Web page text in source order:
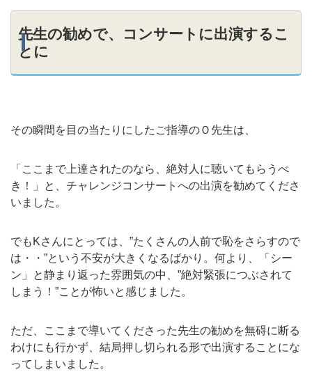
先生の勧めで、コンサートに出演するこ
とに
その瞬間を目の当たりにしたご指導のＯ先生は、
「ここまで上達されたのなら、絶対人に聴いてもらうべ
き！」と、チャレンジコンサートへの出演を勧めてくださ
いました。
でもKさんにとっては、”たくさんの人前で恥をさらすので
は・・”という不安が大きくなるばかり。何より、「シー
ン」と静まり返った雰囲気の中、”絶対緊張につぶされて
しまう！”ことが怖いと感じました。
ただ、ここまで導いてくださった先生の勧めを無碍に断る
わけにも行かず、結局押し切られる形で出演することにな
ってしまいました。